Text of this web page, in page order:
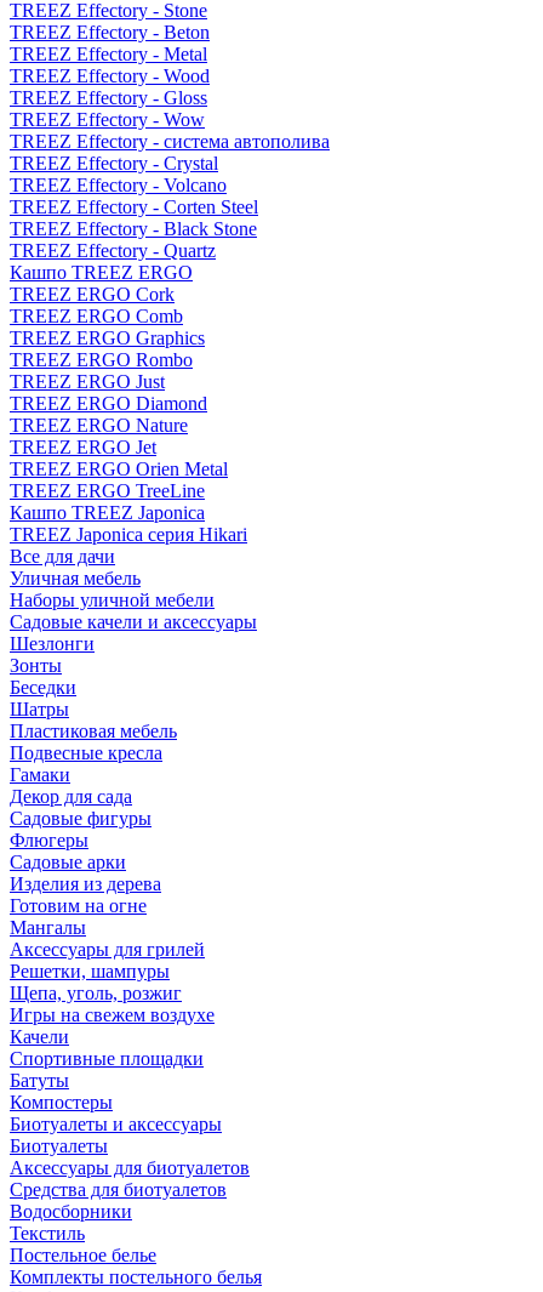
TREEZ Effectory - Stone
TREEZ Effectory - Beton
TREEZ Effectory - Metal
TREEZ Effectory - Wood
TREEZ Effectory - Gloss
TREEZ Effectory - Wow
TREEZ Effectory - система автополива
TREEZ Effectory - Crystal
TREEZ Effectory - Volcano
TREEZ Effectory - Corten Steel
TREEZ Effectory - Black Stone
TREEZ Effectory - Quartz
Кашпо TREEZ ERGO
TREEZ ERGO Cork
TREEZ ERGO Comb
TREEZ ERGO Graphics
TREEZ ERGO Rombo
TREEZ ERGO Just
TREEZ ERGO Diamond
TREEZ ERGO Nature
TREEZ ERGO Jet
TREEZ ERGO Orien Metal
TREEZ ERGO TreeLine
Кашпо TREEZ Japonica
TREEZ Japonica серия Hikari
Все для дачи
Уличная мебель
Наборы уличной мебели
Садовые качели и аксессуары
Шезлонги
Зонты
Беседки
Шатры
Пластиковая мебель
Подвесные кресла
Гамаки
Декор для сада
Садовые фигуры
Флюгеры
Садовые арки
Изделия из дерева
Готовим на огне
Мангалы
Аксессуары для грилей
Решетки, шампуры
Щепа, уголь, розжиг
Игры на свежем воздухе
Качели
Спортивные площадки
Батуты
Компостеры
Биотуалеты и аксессуары
Биотуалеты
Аксессуары для биотуалетов
Средства для биотуалетов
Водосборники
Текстиль
Постельное белье
Комплекты постельного белья